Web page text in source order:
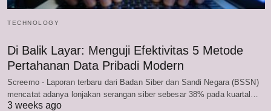
TECHNOLOGY
Di Balik Layar: Menguji Efektivitas 5 Metode
Pertahanan Data Pribadi Modern
Screemo - Laporan terbaru dari Badan Siber dan Sandi Negara (BSSN)
mencatat adanya lonjakan serangan siber sebesar 38% pada kuartal…
3 weeks ago